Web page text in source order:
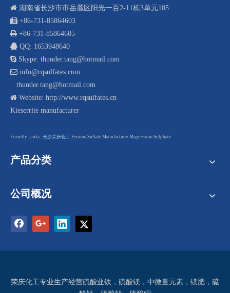
 湖南省长沙市市岳麓区阳光一百2-11栋3单元105
 +86-731-85864603
 +86-731-85864605
 QQ: 1653948640
 Skype: thunder.tang@hotmail.com
 info@rqsulfates.com
thunder.tang@hotmail.com
 Website: http://www.rqsulfates.cn
Kieserrite manufacturer
Friendly Links: 长沙荣庆化工 Ferrous Sulfate Manufacturer Magnesium Sulphate
产品分类
公司概况
荣庆化工专业生产经营硫酸亚铁 ，硫酸镁，中微量元素，镁肥， 硫